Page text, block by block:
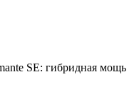
SE: гибридная мощь